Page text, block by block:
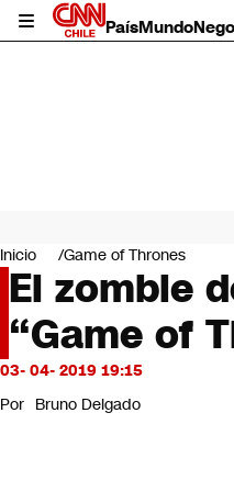
PaísMundo
Mundo
Negocios
Deportes
Programas completos
Cultura
Servicios
Bits
CNN Data
Inicio Game of Thrones
El zombie
“Game of
03- 04- 2019 19:15
Por Bruno Delgado